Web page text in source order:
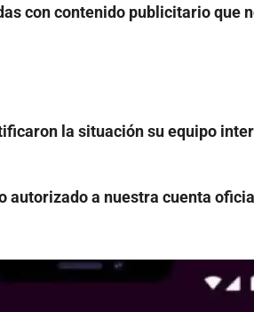
con contenido publicitario que
la situación su equipo
autorizado a nuestra cuenta